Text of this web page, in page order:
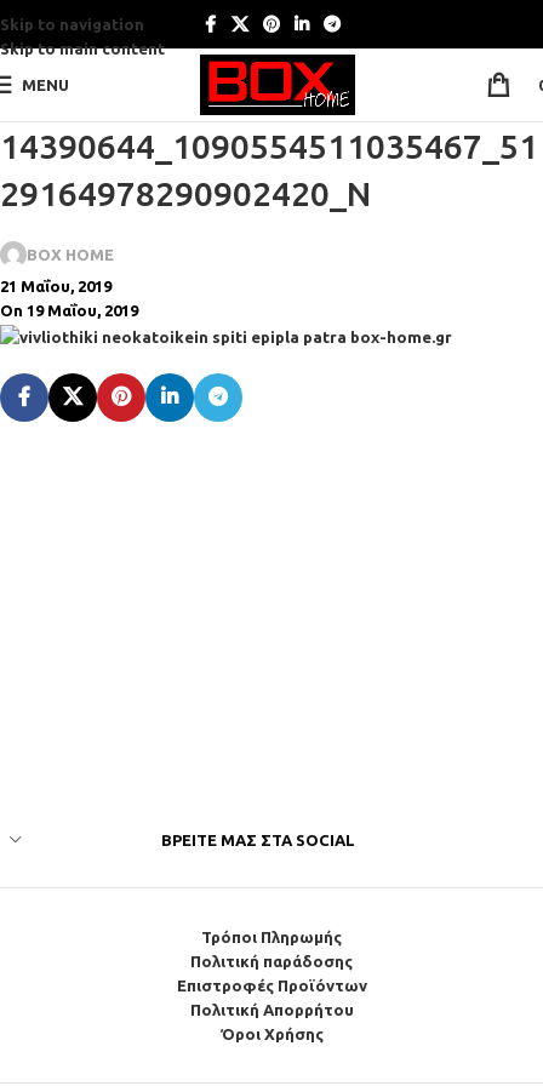
Skip to navigation
Skip to main content
MENU
14390644_1090554511035467_51
29164978290902420_N
BOX HOME
21 Μαΐου, 2019
On 19 Μαΐου, 2019
ΒΡΕΊΤΕ ΜΑΣ ΣΤΑ SOCIAL
Τρόποι Πληρωμής
Πολιτική παράδοσης
Επιστροφές Προϊόντων
Πολιτική Απορρήτου
Όροι Χρήσης